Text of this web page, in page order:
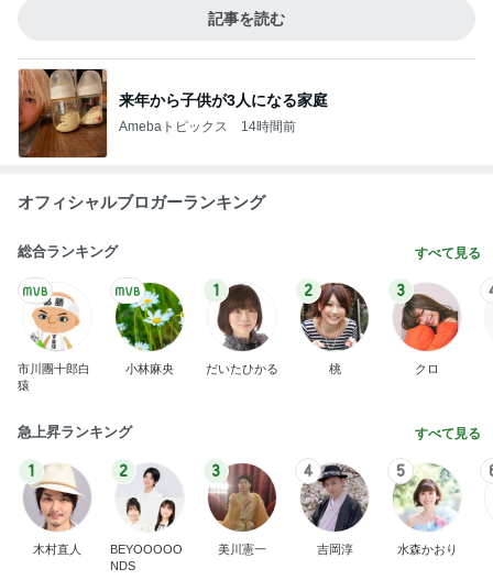
記事を読む
来年から子供が3人になる家庭
Amebaトピックス 14時間前
オフィシャルブロガーランキング
総合ランキング すべて見る
市川團十郎白
猿
小林麻央
1
だいたひかる
2
桃
3
クロ
急上昇ランキング すべて見る
1
木村直人
2
BEYOOOOO
NDS
3
美川憲一
4
吉岡淳
5
水森かおり